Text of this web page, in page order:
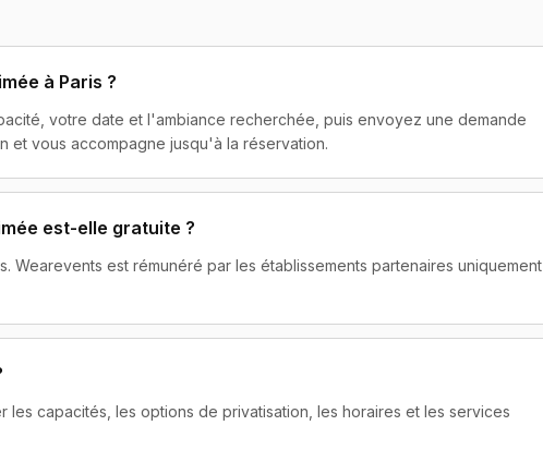
à Paris ?
votre date et l'ambiance recherchée, puis envoyez une demande
et vous accompagne jusqu'à la réservation.
est-elle gratuite ?
Wearevents est rémunéré par les établissements partenaires uniquement
capacités, les options de privatisation, les horaires et les services